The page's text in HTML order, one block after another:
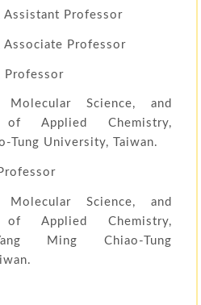
Assistant Professor
Associate Professor
Professor
Science, and
of Applied Chemistry,
Tung University, Taiwan.
Science, and
of Applied Chemistry,
Ming Chiao-Tung